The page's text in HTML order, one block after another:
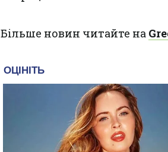
Більше новин читайте на